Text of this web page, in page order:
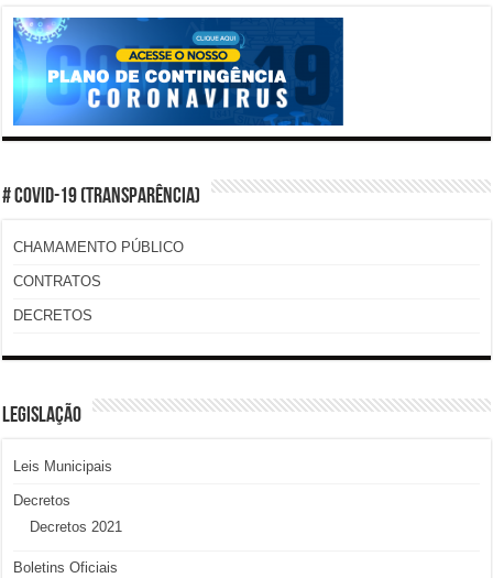
# COVID-19 (TRANSPARÊNCIA)
CHAMAMENTO PÚBLICO
CONTRATOS
DECRETOS
LEGISLAÇÃO
Leis Municipais
Decretos
Decretos 2021
Boletins Oficiais